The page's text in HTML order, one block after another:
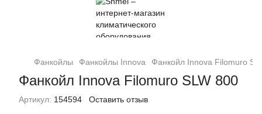
Фанкойлы Фанкойлы Innova Фанкойл Innova Filomuro
Фанкойл Innova Filomuro SLW 800
Артикул: 154594 Оставить отзыв